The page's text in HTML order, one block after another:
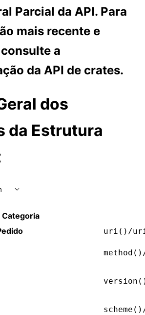
Parcial da API. Para
mais recente e
a
da API de crates.
dos
da Estrutura
Categoria
uri()/